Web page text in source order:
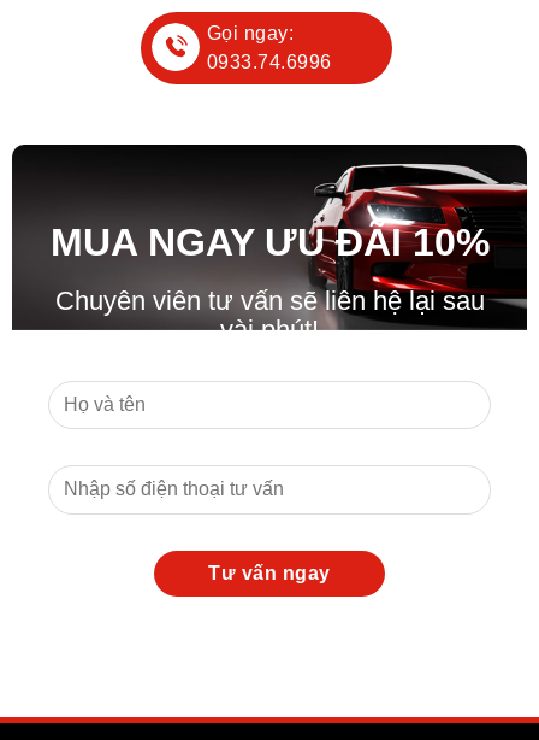
Gọi ngay:
0933.74.6996
MUA NGAY ƯU ĐÃI10%
Chuyên viên tư vấn sẽ liên hệ lại sau
vài phút!